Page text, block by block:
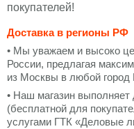
покупателей!
Доставка в регионы РФ
• Мы уважаем и высоко
России, предлагая
из Москвы в любой город
• Наш магазин выполняет
(бесплатной для
услугами ГТК «Деловые